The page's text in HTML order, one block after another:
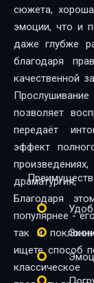
21
23
25
26
27
сюжета,
эмоции, что и
даже глубже
благодаря
качественной
Прослушивание
позволяет
передаёт
эффект
Благодаря
популярнее -
так и поклонники
ищете способ